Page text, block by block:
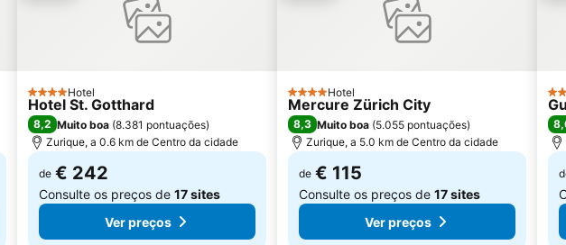
4 Estrelas
Hotel
Hotel St. Gotthard
8,2 Muito boa (8.381 pontuações)
Zurique, a 0.6 km de Centro da cidade
de € 242
Consulte os preços de 17 sites
Ver preços
4 Estrelas
Hotel
Mercure Zürich City
8,3 Muito boa (5.055 pontuações)
Zurique, a 5.0 km de Centro da cidade
de € 115
Consulte os preços de 17 sites
Ver preços
3